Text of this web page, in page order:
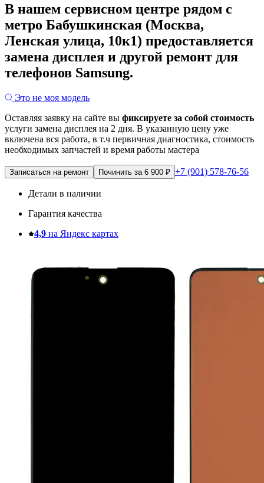
В нашем сервисном центре рядом с
метро Бабушкинская (Москва,
Ленская улица, 10к1) предоставляется
замена дисплея и другой ремонт для
телефонов Samsung.
Это не моя модель
Оставляя заявку на сайте вы фиксируете за собой стоимость
услуги замена дисплея на 2 дня. В указанную цену уже
включена вся работа, в т.ч первичная диагностика, стоимость
необходимых запчастей и время работы мастера
Записаться на ремонт Починить за 6 900 ₽ +7 (901) 578-76-56
Детали в наличии
Гарантия качества
4,9 на Яндекс картах